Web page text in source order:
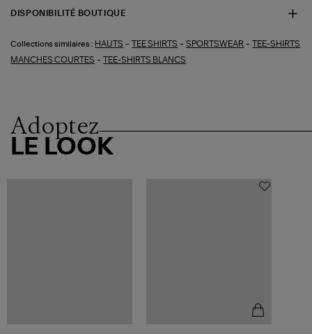
DISPONIBILITÉ BOUTIQUE
Collections similaires : HAUTS -TEE SHIRTS -SPORTSWEAR -TEE-SHIRTS
MANCHES COURTES -TEE-SHIRTS BLANCS
Adoptez
LE LOOK